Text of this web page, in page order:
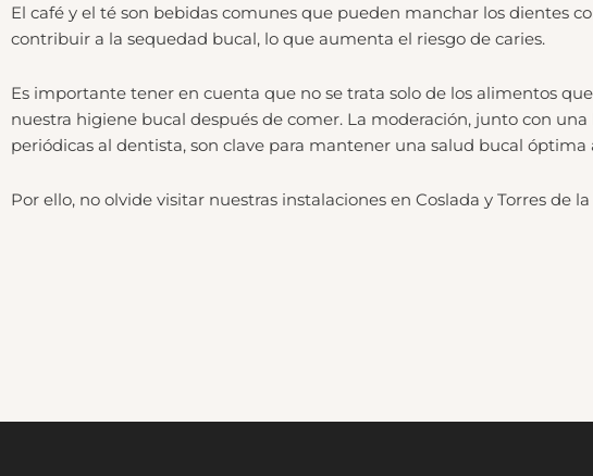
El café y el té son bebidas comunes que pueden manchar los dientes
contribuir a la sequedad bucal, lo que aumenta el riesgo de caries.
Es importante tener en cuenta que no se trata solo de los alimentos
nuestra higiene bucal después de comer. La moderación, junto con
periódicas al dentista, son clave para mantener una salud bucal óptima
Por ello, no olvide visitar nuestras instalaciones en Coslada y Torres de